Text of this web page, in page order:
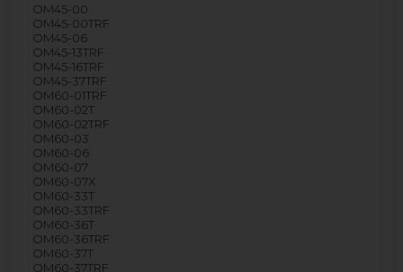
OM45-00
OM45-00TRF
OM45-06
OM45-13TRF
OM45-16TRF
OM45-37TRF
OM60-01TRF
OM60-02T
OM60-02TRF
OM60-03
OM60-06
OM60-07
OM60-07X
OM60-33T
OM60-33TRF
OM60-36T
OM60-36TRF
OM60-37T
OM60-37TRF